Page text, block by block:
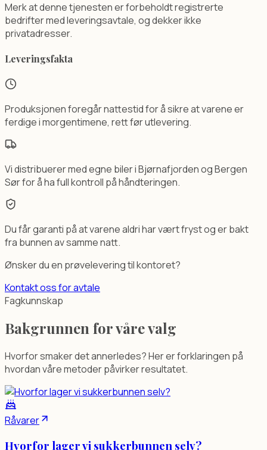
Merk at denne tjenesten er forbeholdt registrerte
bedrifter med leveringsavtale, og dekker ikke
privatadresser.
Leveringsfakta
Produksjonen foregår nattestid for å sikre at varene er
ferdige i morgentimene, rett før utlevering.
Vi distribuerer med egne biler i Bjørnafjorden og Bergen
Sør for å ha full kontroll på håndteringen.
Du får garanti på at varene aldri har vært fryst og er bakt
fra bunnen av samme natt.
Ønsker du en prøvelevering til kontoret?
Kontakt oss for avtale
Fagkunnskap
Bakgrunnen for våre valg
Hvorfor smaker det annerledes? Her er forklaringen på
hvordan våre metoder påvirker resultatet.
Råvarer
Hvorfor lager vi sukkerbunnen selv?